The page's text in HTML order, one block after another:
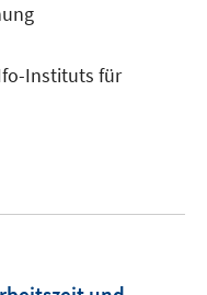
Instituts für